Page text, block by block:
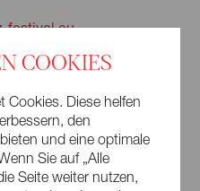
festival.eu
428480
COOKIES
Cookies. Diese helfen
den
und eine optimale
Sie auf „Alle
Seite weiter nutzen,